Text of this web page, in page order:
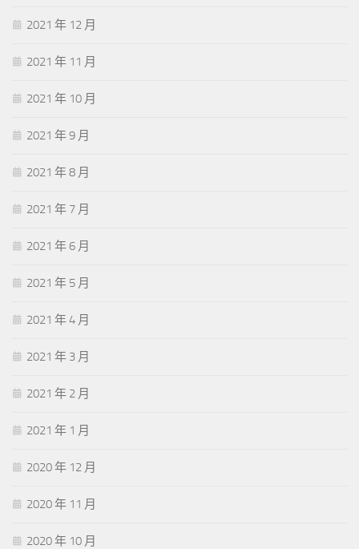
2021 年 12 月
2021 年 11 月
2021 年 10 月
2021 年 9 月
2021 年 8 月
2021 年 7 月
2021 年 6 月
2021 年 5 月
2021 年 4 月
2021 年 3 月
2021 年 2 月
2021 年 1 月
2020 年 12 月
2020 年 11 月
2020 年 10 月